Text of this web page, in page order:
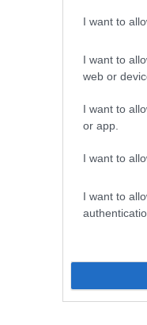
I want to
I want to
web or
I want to
or app.
I want to
I want to